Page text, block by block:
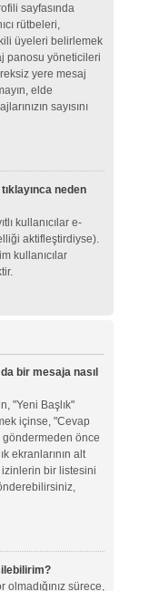
sayfasında
rütbeleri,
üyeleri belirlemek
panosu yöneticileri
yere mesaj
elde
sayısını
neden
kullanıcılar e-
aktifleştirdiyse).
kullanıcılar
bir mesaja nasıl
"Yeni Başlık"
içinse, "Cevap
göndermeden önce
ekranlarının alt
izinlerin bir listesini
sürece,